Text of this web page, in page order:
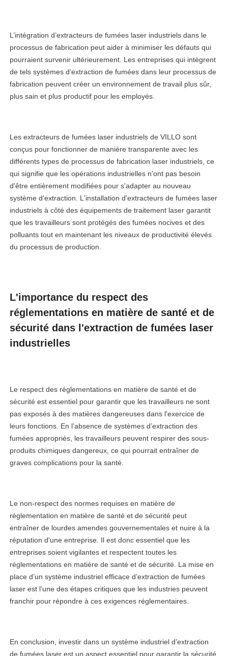
L’intégration d’extracteurs de fumées laser industriels dans le
processus de fabrication peut aider à minimiser les défauts qui
pourraient survenir ultérieurement. Les entreprises qui intègrent
de tels systèmes d’extraction de fumées dans leur processus de
fabrication peuvent créer un environnement de travail plus sûr,
plus sain et plus productif pour les employés.
Les extracteurs de fumées laser industriels de VILLO sont
conçus pour fonctionner de manière transparente avec les
différents types de processus de fabrication laser industriels, ce
qui signifie que les opérations industrielles n'ont pas besoin
d'être entièrement modifiées pour s'adapter au nouveau
système d'extraction. L'installation d'extracteurs de fumées laser
industriels à côté des équipements de traitement laser garantit
que les travailleurs sont protégés des fumées nocives et des
polluants tout en maintenant les niveaux de productivité élevés
du processus de production.
L'importance du respect des
réglementations en matière de santé et de
sécurité dans l'extraction de fumées laser
industrielles
Le respect des réglementations en matière de santé et de
sécurité est essentiel pour garantir que les travailleurs ne sont
pas exposés à des matières dangereuses dans l'exercice de
leurs fonctions. En l’absence de systèmes d’extraction des
fumées appropriés, les travailleurs peuvent respirer des sous-
produits chimiques dangereux, ce qui pourrait entraîner de
graves complications pour la santé.
Le non-respect des normes requises en matière de
réglementation en matière de santé et de sécurité peut
entraîner de lourdes amendes gouvernementales et nuire à la
réputation d'une entreprise. Il est donc essentiel que les
entreprises soient vigilantes et respectent toutes les
réglementations en matière de santé et de sécurité. La mise en
place d’un système industriel efficace d’extraction de fumées
laser est l’une des étapes critiques que les industries peuvent
franchir pour répondre à ces exigences réglementaires.
En conclusion, investir dans un système industriel d’extraction
de fumées laser est un aspect essentiel pour garantir la sécurité